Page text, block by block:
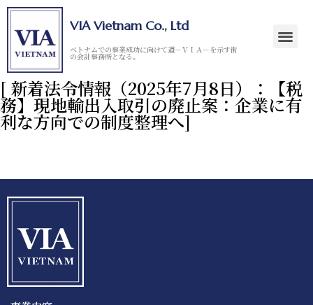
VIA Vietnam Co., Ltd
ベトナムでの事業成功に向けて道－ＶＩＡ－を示す街
の会計事務所となる。
[ 新着法令情報（2025年7月8日）：【税
務】現地輸出入取引の廃止案：企業に有
利な方向での制度整理へ]